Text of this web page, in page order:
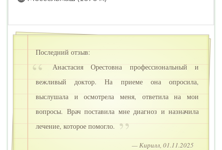
Последний отзыв:
Анастасия Орестовна профессиональный и
вежливый доктор. На приеме она опросила,
выслушала и осмотрела меня, ответила на мои
вопросы. Врач поставила мне диагноз и назначила
лечение, которое помогло.
— Кирилл, 01.11.2025